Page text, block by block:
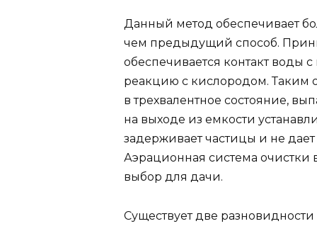
Данный метод обеспечивает
чем предыдущий способ.
обеспечивается контакт воды
реакцию с кислородом. Таким
в трехвалентное состояние,
на выходе из емкости
задерживает частицы и не
Аэрационная система очистки
выбор для дачи.
Существует две